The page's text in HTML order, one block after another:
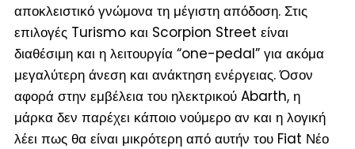
αποκλειστικό γνώμονα τη μέγιστη απόδοση. Στις
επιλογές Turismo και Scorpion Street είναι
διαθέσιμη και η λειτουργία “one-pedal” για ακόμα
μεγαλύτερη άνεση και ανάκτηση ενέργειας. Όσον
αφορά στην εμβέλεια του ηλεκτρικού Abarth, η
μάρκα δεν παρέχει κάποιο νούμερο αν και η λογική
λέει πως θα είναι μικρότερη από αυτήν του Fiat Νέο